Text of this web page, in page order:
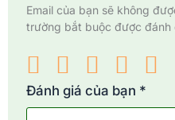
Email của bạn sẽ không
trường bắt buộc được đánh
Đánh giá của bạn *